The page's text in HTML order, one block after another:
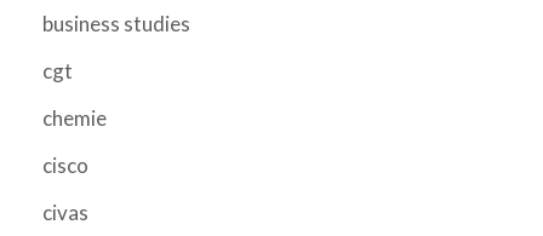
business studies
cgt
chemie
cisco
civas